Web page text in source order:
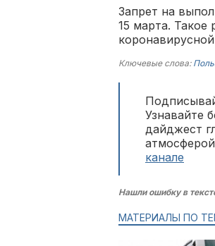
Запрет на
15 марта. Такое
Ключевые слова:
Узнавайте
дайджест
канале
Нашли ошибку в
МАТЕРИАЛЫ ПО